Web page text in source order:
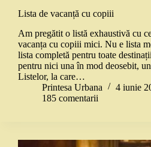
Lista de vacanță cu copiii
Am pregătit o listă exhaustivă cu
vacanța cu copiii mici. Nu e lista
lista completă pentru toate
pentru nici una în mod deosebit,
Listelor, la care…
Printesa Urbana
4 iunie
185 comentarii